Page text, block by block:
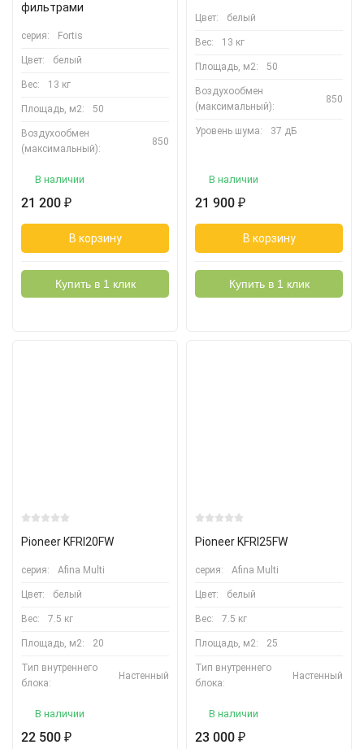
фильтрами
серия: Fortis
Цвет: белый
Вес: 13 кг
Площадь, м2: 50
Воздухообмен
(максимальный):
850
В наличии
21 200 ₽
В корзину
Купить в 1 клик
Цвет: белый
Вес: 13 кг
Площадь, м2: 50
Воздухообмен
(максимальный):
850
Уровень шума: 37 дБ
В наличии
21 900 ₽
В корзину
Купить в 1 клик
Pioneer KFRI20FW
серия: Afina Multi
Цвет: белый
Вес: 7.5 кг
Площадь, м2: 20
Тип внутреннего
блока:
Настенный
В наличии
22 500 ₽
Pioneer KFRI25FW
серия: Afina Multi
Цвет: белый
Вес: 7.5 кг
Площадь, м2: 25
Тип внутреннего
блока:
Настенный
В наличии
23 000 ₽